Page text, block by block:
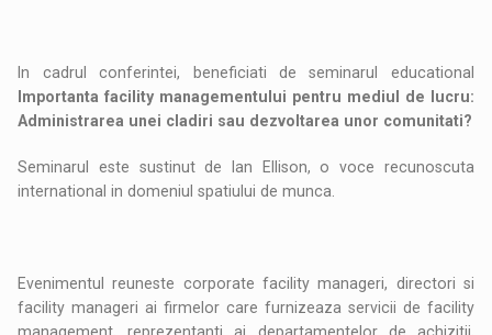
In cadrul conferintei, beneficiati de seminarul educational
Importanta facility managementului pentru mediul de lucru:
Administrarea unei cladiri sau dezvoltarea unor comunitati?
Seminarul este sustinut de Ian Ellison, o voce recunoscuta
international in domeniul spatiului de munca.
Evenimentul reuneste corporate facility manageri, directori si
facility manageri ai firmelor care furnizeaza servicii de facility